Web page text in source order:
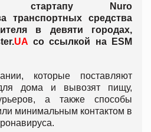
стартапу Nuro
транспортных средства
в девяти городах,
UA со ссылкой на ESM
которые поставляют
дома и вывозят пищу,
а также способы
минимальным контактом в